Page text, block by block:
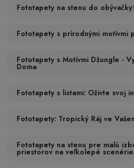
Fototapety na stenu do
Fototapety s prírodnými motívmi
Fototapety s Motívmi Džungle -
Doma
Fototapety s listami: Oživte svoj
Fototapety: Tropický Ráj ve
Fototapety na stenu pre malú
priestorov na veľkolepé scenérie.